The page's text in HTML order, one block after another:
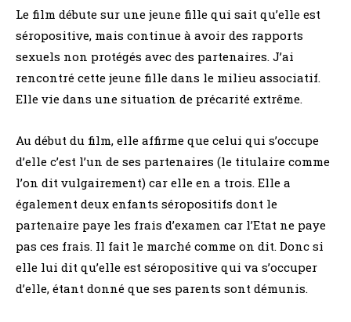
Le film débute sur une jeune fille qui sait qu’elle est
séropositive, mais continue à avoir des rapports
sexuels non protégés avec des partenaires. J’ai
rencontré cette jeune fille dans le milieu associatif.
Elle vie dans une situation de précarité extrême.
Au début du film, elle affirme que celui qui s’occupe
d’elle c’est l’un de ses partenaires (le titulaire comme
l’on dit vulgairement) car elle en a trois. Elle a
également deux enfants séropositifs dont le
partenaire paye les frais d’examen car l’Etat ne paye
pas ces frais. Il fait le marché comme on dit. Donc si
elle lui dit qu’elle est séropositive qui va s’occuper
d’elle, étant donné que ses parents sont démunis.